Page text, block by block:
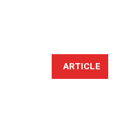
ARTICLE